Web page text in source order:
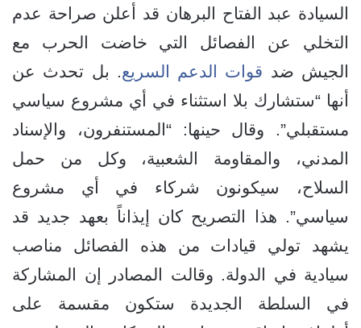
السيادة عبد الفتاح البرهان قد أعلن صراحة عدم
التخلي عن الفصائل التي خاضت الحرب مع
الجيش ضد قوات الدعم السريع . بل تحدث عن
أنها “ستشارك بلا استثناء في أي مشروع سياسي
مستقبلي”. وقال حينها: “المستنفرون، والإسناد
المدني، والمقاومة الشعبية، وكل من حمل
السلاح، سيكونون شركاء في أي مشروع
سياسي”. هذا التصريح كان إيذاناً بعهد جديد قد
يشهد تولي قيادات من هذه الفصائل مناصب
سيادية في الدولة. وقالت المصادر إن المشاركة
في السلطة الجديدة ستكون مقسمة على